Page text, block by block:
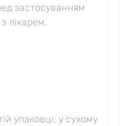
застосуванням
лікарем.
упаковці, у сухому